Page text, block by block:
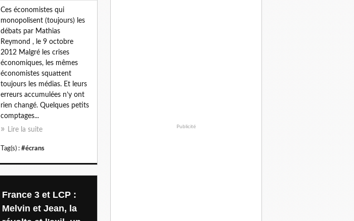
Ces économistes qui
monopolisent (toujours) les
débats par Mathias
Reymond , le 9 octobre
2012 Malgré les crises
économiques, les mêmes
économistes squattent
toujours les médias. Et leurs
erreurs accumulées n’y ont
rien changé. Quelques petits
comptages...
Lire la suite
Tag(s) : #écrans
France 3 et LCP :
Melvin et Jean, la
Publicité